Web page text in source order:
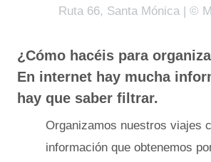
Ruta 66, Santa Mónica | ©
¿Cómo hacéis para
En internet hay mucha
hay que saber filtrar.
Organizamos nuestros viajes
información que obtenemos